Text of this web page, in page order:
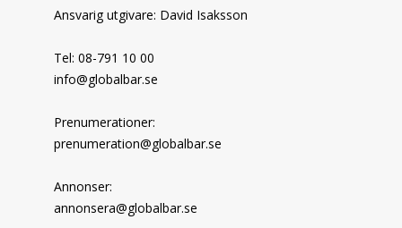
Ansvarig utgivare: David Isaksson
Tel: 08-791 10 00
info@globalbar.se
Prenumerationer:
prenumeration@globalbar.se
Annonser:
annonsera@globalbar.se